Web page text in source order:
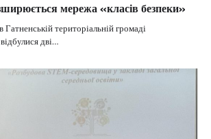
мережа «класів безпеки»
територіальній громаді
дві…